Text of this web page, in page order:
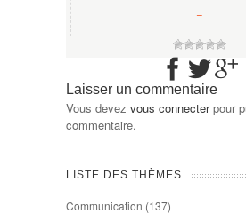
−
Laisser un commentaire
Vous devez vous connecterpour
commentaire.
LISTE DES THÈMES
Communication (137)